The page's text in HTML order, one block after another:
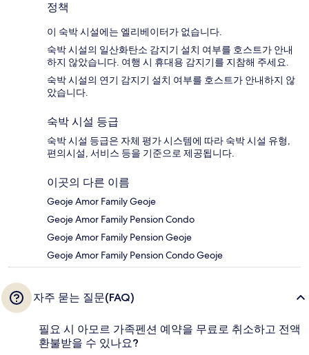
정책
이 숙박 시설에는 엘리베이터가 없습니다.
숙박 시설의 일산화탄소 감지기 설치 여부를 호스트가 안내
하지 않았습니다. 여행 시 휴대용 감지기를 지참해 주세요.
숙박 시설의 연기 감지기 설치 여부를 호스트가 안내하지 않
았습니다.
숙박 시설 등급
숙박 시설 등급은 자체 평가 시스템에 따라 숙박 시설 유형,
편의시설, 서비스 등을 기준으로 제공됩니다.
이곳의 다른 이름
Geoje Amor Family Geoje
Geoje Amor Family Pension Condo
Geoje Amor Family Pension Geoje
Geoje Amor Family Pension Condo Geoje
자주 묻는 질문(FAQ)
필요 시 아모르 가족펜션 예약을 무료로 취소하고 전액
환불받을 수 있나요?